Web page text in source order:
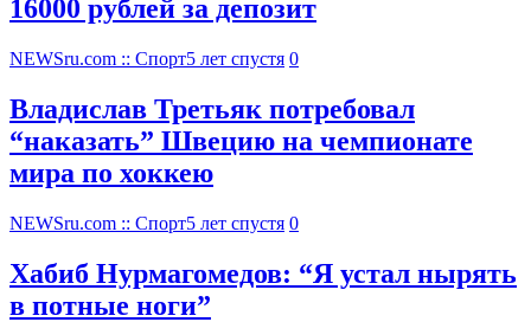
16000 рублей за депозит
NEWSru.com :: Спорт5 лет спустя 0
Владислав Третьяк потребовал
“наказать” Швецию на чемпионате
мира по хоккею
NEWSru.com :: Спорт5 лет спустя 0
Хабиб Нурмагомедов: “Я устал нырять
в потные ноги”